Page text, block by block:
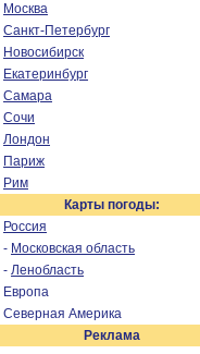
Москва
Санкт-Петербург
Новосибирск
Екатеринбург
Самара
Сочи
Лондон
Париж
Рим
Карты погоды:
Россия
- Московская область
- Ленобласть
Европа
Северная Америка
Реклама